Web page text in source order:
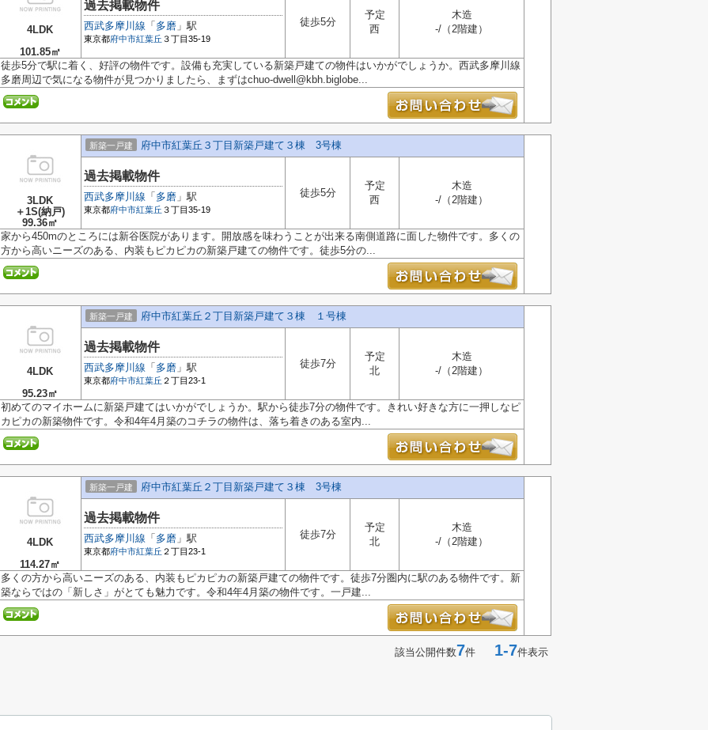
4LDK
101.85㎡
過去掲載物件
西武多摩川線 「 多磨 」駅
東京都府中市紅葉丘 ３丁目35-19
徒歩5分
予定
西
木造
-/（2階建）
徒歩5分で駅に着く、好評の物件です。設備も充実している新築戸建ての物件はいかがでしょうか。西武多摩川線
多磨周辺で気になる物件が見つかりましたら、まずはchuo-dwell@kbh.biglobe...
3LDK
＋1S(納戸)
99.36㎡
新築一戸建 府中市紅葉丘３丁目新築戸建て３棟 3号棟
過去掲載物件
西武多摩川線 「 多磨 」駅
東京都府中市紅葉丘 ３丁目35-19
徒歩5分
予定
西
木造
-/（2階建）
家から450mのところには新谷医院があります。開放感を味わうことが出来る南側道路に面した物件です。多くの
方から高いニーズのある、内装もピカピカの新築戸建ての物件です。徒歩5分の...
4LDK
95.23㎡
新築一戸建 府中市紅葉丘２丁目新築戸建て３棟 １号棟
過去掲載物件
西武多摩川線 「 多磨 」駅
東京都府中市紅葉丘 ２丁目23-1
徒歩7分
予定
北
木造
-/（2階建）
初めてのマイホームに新築戸建てはいかがでしょうか。駅から徒歩7分の物件です。きれい好きな方に一押しなピ
カピカの新築物件です。令和4年4月築のコチラの物件は、落ち着きのある室内...
4LDK
114.27㎡
新築一戸建 府中市紅葉丘２丁目新築戸建て３棟 3号棟
過去掲載物件
西武多摩川線 「 多磨 」駅
東京都府中市紅葉丘 ２丁目23-1
徒歩7分
予定
北
木造
-/（2階建）
多くの方から高いニーズのある、内装もピカピカの新築戸建ての物件です。徒歩7分圏内に駅のある物件です。新
築ならではの「新しさ」がとても魅力です。令和4年4月築の物件です。一戸建...
該当公開件数7件 1-7件表示